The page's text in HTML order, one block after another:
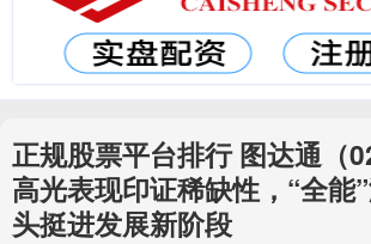
正规股票平台排行 图达通（
高光表现印证稀缺性，“全能
头挺进发展新阶段